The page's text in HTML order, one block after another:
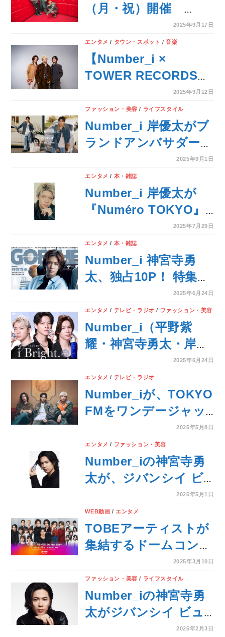
りLINE VOOMで独占
MUSIC】
（月・祝）開催
「MUSIC EXPO LIVE
2025」のステージト
リに決定！スペシャル
なステージを披露！
2025年9月17日
エンタメ / タウン・スポット /音楽
【Number_i ×
TOWER RECORDS】
Album『No.Ⅱ』がタ
ワーレコード全店舗で
販売決定！
2025年9月12日
ファッション・美容 / ライフスタイル
Number_i 岸優太がブ
ランドアンバサダーを
務めるバナナ・リパブ
リック、 旅へのイン
スピレーションを表現
したFALLキャンペー
2025年9月1日
エンタメ / 本・雑誌
Number_i 岸優太が
『Numéro TOKYO』
10月号特装版カバーに
初登場！
2025年7月29日
エンタメ / 本・雑誌
Number_i 神宮寺勇
太、独占10P！ 特集は
100年後も受け継ぎた
い傑作ウォッチ、最新
版【ゲーテ8月号】
2025年6月24日
エンタメ / テレビ・ラジオ / ファッション・美容
Number_i（平野紫
耀・神宮寺勇太・岸優
太）出演、“冷やし雪
肌精”の新CMが公開！
2025年6月24日
エンタメ / テレビ・ラジオ
Number_iが、TOKYO
FMをワンデージャッ
ク！「Number_i 2nd
Single『GOD_i』リリ
ース記念！
2025年5月8日
エンタメ / ファッション・美容
Number_iの神宮寺勇
太が、ジバンシイ ビ
ューティーの人気コレ
クター＆パウダーのキ
ャンペーンに登場！
2025年5月1日
WEB動画 / エンタメ
TOBEアーティストが
集結するドームコンサ
ート『to HEROes 〜
TOBE 2nd Super
Live〜』＠京セラドー
ム大阪 2025年4月6
日（日）公演を世界同
2025年3月10日
ファッション・美容 / ライフスタイル
Number_iの神宮寺勇
太がジバンシイ ビュ
ーティーのアンバサダ
2025年2月3日